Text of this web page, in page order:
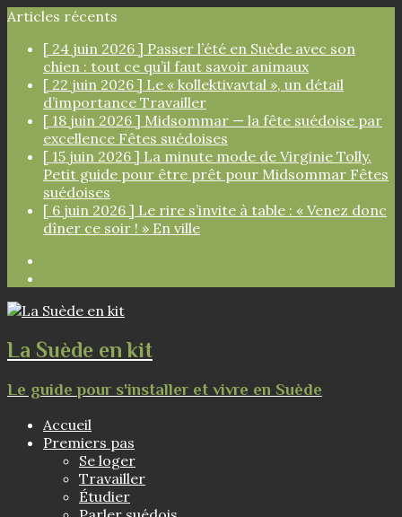
Articles récents
[ 24 juin 2026 ] Passer l’été en Suède avec son
chien : tout ce qu’il faut savoir animaux
[ 22 juin 2026 ] Le « kollektivavtal », un détail
d’importance Travailler
[ 18 juin 2026 ] Midsommar — la fête suédoise par
excellence Fêtes suédoises
[ 15 juin 2026 ] La minute mode de Virginie Tolly.
Petit guide pour être prêt pour Midsommar Fêtes
suédoises
[ 6 juin 2026 ] Le rire s’invite à table : « Venez donc
dîner ce soir ! » En ville
La Suède en kit
Le guide pour s'installer et vivre en Suède
Accueil
Premiers pas
Se loger
Travailler
Étudier